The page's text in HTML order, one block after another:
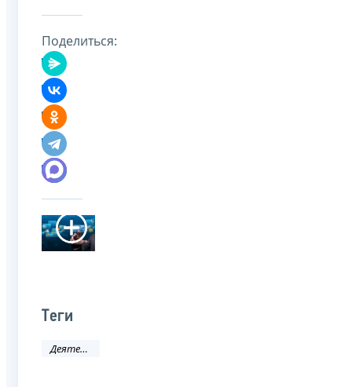
Поделиться:
Теги
Деятельность ФНС